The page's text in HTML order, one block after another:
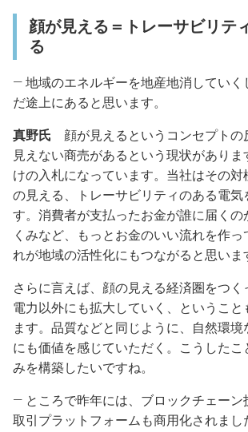
顔が見える＝トレーサビリテ
る
― 地域のエネルギーを地産地消していく
だ途上にあると思います。
真野氏 顔が見えるというコンセプトの
見えない商売があるという現状があり
けの入札になっています。当社はその
の見える、トレーサビリティのある電気
す。消費者が支払ったお金が誰に届くの
くみなど、もっとお金のいい流れを作
れが地域の活性化にもつながると思いま
さらに言えば、顔の見える経済圏をつく
電力以外にも拡大していく、ということ
ます。品質などと同じように、自然環
にも価値を感じていただく。こうしたこ
みを構築したいですね。
― ところで昨年には、ブロックチェーン
取引プラットフォームも商用化されまし